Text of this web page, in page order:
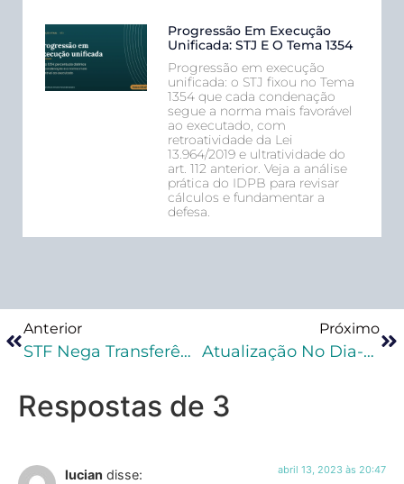
Progressão Em Execução
Unificada: STJ E O Tema 1354
Progressão em execução
unificada: o STJ fixou no Tema
1354 que cada condenação
segue a norma mais favorável
ao executado, com
retroatividade da Lei
13.964/2019 e ultratividade do
art. 112 anterior. Veja a análise
prática do IDPB para revisar
cálculos e fundamentar a
defesa.
Anterior
STF Nega Transferência De Preso E Ressalta Critérios Que Precisam Ser Observados Para A Transferência
Próximo
Atualização No Dia-A-Dia Do Advogado Criminalista: Como Se Manter Atualizado Na Prática Da Advocacia Criminal?
Respostas de 3
lucian disse: abril 13, 2023 às 20:47